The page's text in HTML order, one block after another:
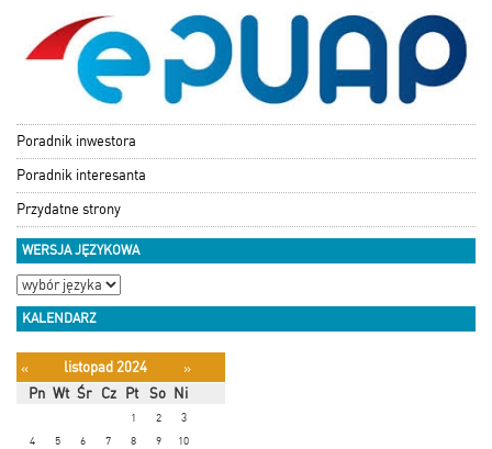
Poradnik inwestora
Poradnik interesanta
Przydatne strony
WERSJA JĘZYKOWA
KALENDARZ
« listopad 2024
»
Pn Wt Śr Cz Pt So Ni
1 2
3
4
5 6 7 8 9 10